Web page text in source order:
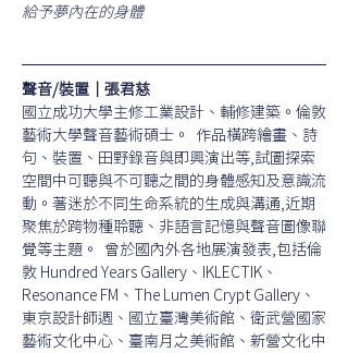
給予夢內在的身體
聲音/裝置｜張君慈
國立成功大學主修工業設計、輔修建築。倫敦
藝術大學聲音藝術碩士。  作品橫跨繪畫、詩
句、裝置、田野錄音與即興演出等,試圖探索
空間中可聽與不可聽之間的身體感知及意識流
動。著迷於不同生命系統的生成與溝通,近期
聚焦於跨物種聆聽、非語言記憶與聲音圖像聯
覺等主題。  曾於國內外各地展演發表,包括倫
敦 Hundred Years Gallery、IKLECTIK、
Resonance FM、The Lumen Crypt Gallery、
東京設計師週、國立臺灣美術館、衛武營國家
藝術文化中心、臺南月之美術館、新營文化中